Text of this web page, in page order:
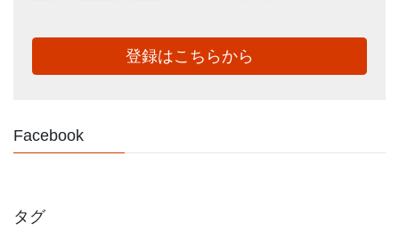
登録はこちらから
Facebook
タグ